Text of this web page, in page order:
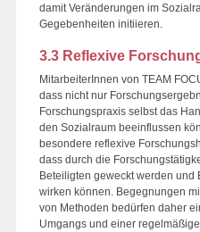
damit Veränderungen im
Gegebenheiten initiieren.
3.3 Reflexive
MitarbeiterInnen von TEAM
dass nicht nur
Forschungspraxis selbst das
den Sozialraum beeinflussen
besondere reflexive
dass durch die
Beteiligten geweckt werden
wirken können. Begegnungen
von Methoden bedürfen daher
Umgangs und einer